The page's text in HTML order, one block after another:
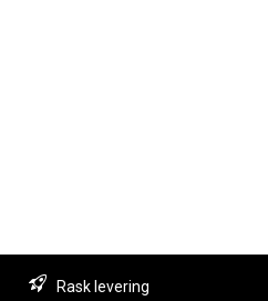
Rask levering